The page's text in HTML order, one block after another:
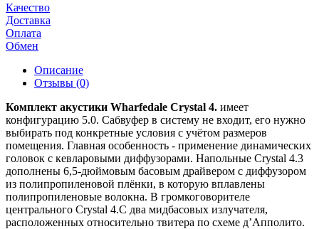
Качество
Доставка
Оплата
Обмен
Описание
Отзывы (0)
Комплект акустики Wharfedale Crystal 4. имеет
конфигурацию 5.0. Сабвуфер в систему не входит, его нужно
выбирать под конкретные условия с учётом размеров
помещения. Главная особенность - применение динамических
головок с кевларовыми диффузорами. Напольные Crystal 4.3
дополнены 6,5-дюймовым басовым драйвером с диффузором
из полипропиленовой плёнки, в которую вплавлены
полипропиленовые волокна. В громкоговорителе
центрального Crystal 4.С два мидбасовых излучателя,
расположенных относительно твитера по схеме д’Апполито.